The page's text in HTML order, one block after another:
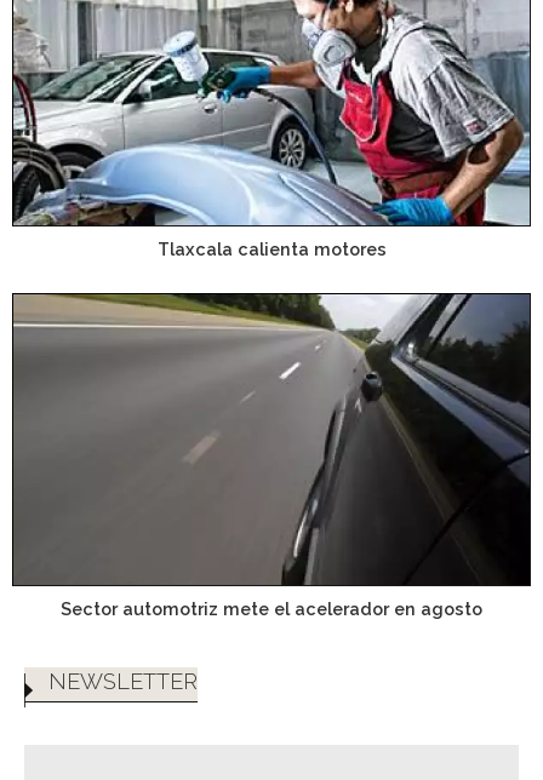
Tlaxcala calienta motores
Sector automotriz mete el acelerador en agosto
NEWSLETTER